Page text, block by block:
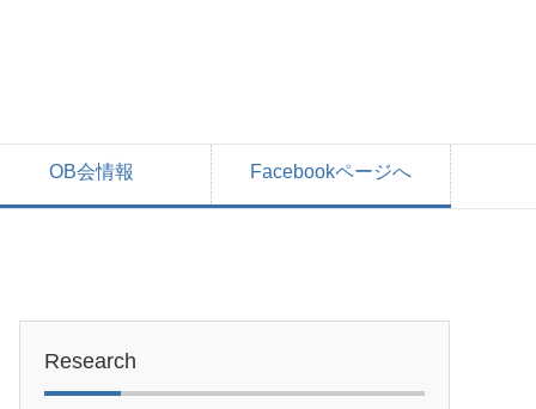
OB会情報 Facebookページへ
Research